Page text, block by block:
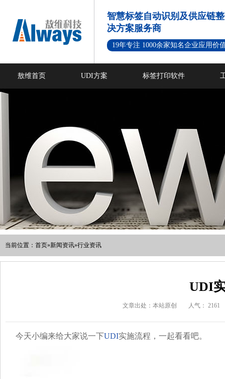
智慧标签自动识别及供应链
决方案服务商
19年专注 1000余家知名企业应用价
敖维首页 UDI方案 标签打印软件
当前位置： 首页»新闻资讯»行业资讯
UDI
文章出处：本站原创 人气： 2161
今天小编来给大家说一下UDI实施流程，一起看看吧。